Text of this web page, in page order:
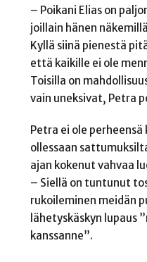
– Poikani Elias on
joillain hänen
Kyllä siinä pienestä
että kaikille ei ole
Toisilla on
vain uneksivat, Petra
Petra ei ole perheensä
ollessaan
ajan kokenut vahvaa
– Siellä on tuntunut
rukoileminen meidän
lähetyskäskyn lupaus
kanssanne”.